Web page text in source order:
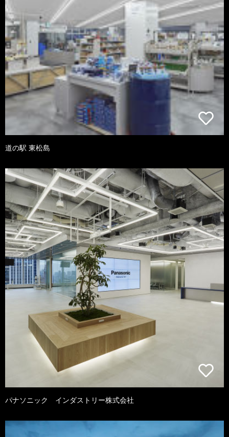
道の駅 東松島
パナソニック インダストリー株式会社